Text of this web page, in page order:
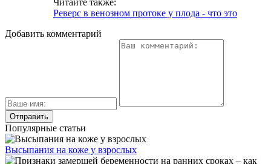
Читайте также:
Реверс в венозном протоке у плода - что это
Добавить комментарий
Популярные статьи
Высыпания на коже у взрослых